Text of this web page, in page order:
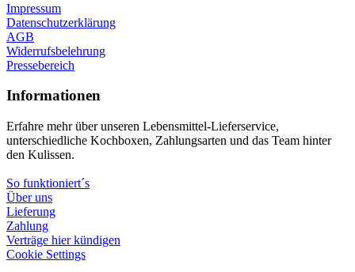
Impressum
Datenschutzerklärung
AGB
Widerrufsbelehrung
Pressebereich
Informationen
Erfahre mehr über unseren Lebensmittel-Lieferservice,
unterschiedliche Kochboxen, Zahlungsarten und das Team hinter
den Kulissen.
So funktioniert´s
Über uns
Lieferung
Zahlung
Verträge hier kündigen
Cookie Settings